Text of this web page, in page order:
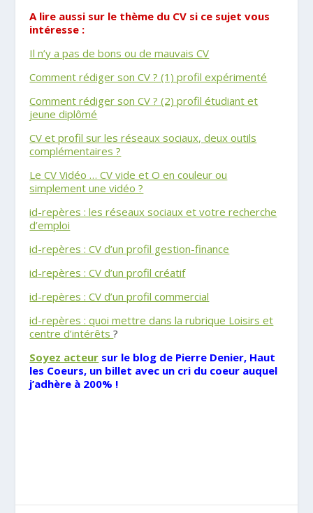
A lire aussi sur le thème du CV si ce sujet vous
intéresse :
Il n’y a pas de bons ou de mauvais CV
Comment rédiger son CV ? (1) profil expérimenté
Comment rédiger son CV ? (2) profil étudiant et
jeune diplômé
CV et profil sur les réseaux sociaux, deux outils
complémentaires ?
Le CV Vidéo … CV vide et O en couleur ou
simplement une vidéo ?
id-repères : les réseaux sociaux et votre recherche
d’emploi
id-repères : CV d’un profil gestion-finance
id-repères : CV d’un profil créatif
id-repères : CV d’un profil commercial
id-repères : quoi mettre dans la rubrique Loisirs et
centre d’intérêts?
Soyez acteur sur le blog de Pierre Denier, Haut
les Coeurs, un billet avec un cri du coeur auquel
j’adhère à 200% !